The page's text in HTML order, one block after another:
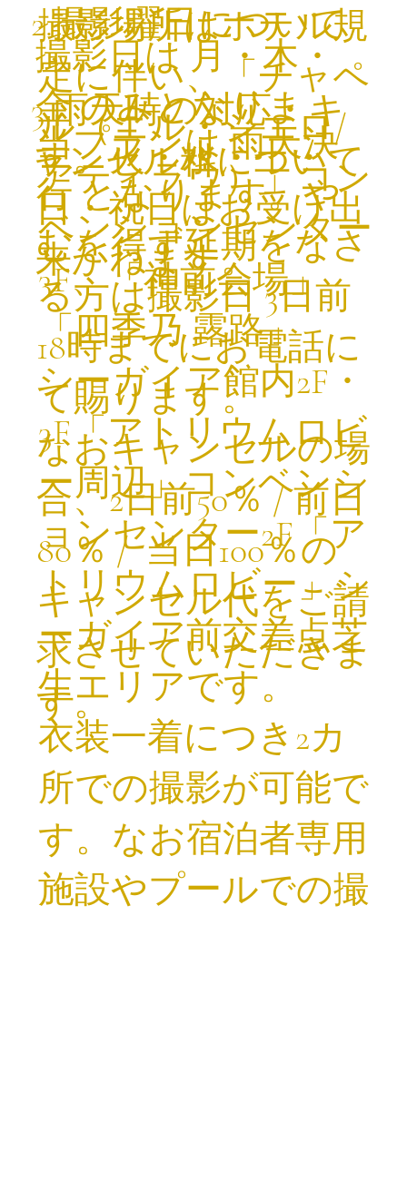
撮影場所はホテル規
定に伴い、「チャペ
ル（エル・シエロ/
アティラウ）」コン
ベンションセンター
3F、「神前会場」
「四季乃 露路」
シーガイア館内2F・
3F「アトリウムロビ
ー周辺」コンベンシ
ョンセンター2F「ア
トリウムロビー」シ
ーガイア前交差点芝
生エリアです。
​衣装一着につき2カ
所での撮影が可能で
す。なお宿泊者専用
施設やプールでの撮
2.撮影曜日について
撮影日は 月・木・
金 のみとなりま
す。火・水・土・
日・祝日はお受け出
来かねます。
3.雨天時の対応・キ
ャンセル料について
当プランは 雨天決
行 となります。や
むを得ず延期をなさ
る方は撮影日 3日前
18時までにお電話に
て賜ります。
なおキャンセルの場
合、2日前50％ / 前日
80％ / 当日100％の
キャンセル代をご請
求させていただきま
す。